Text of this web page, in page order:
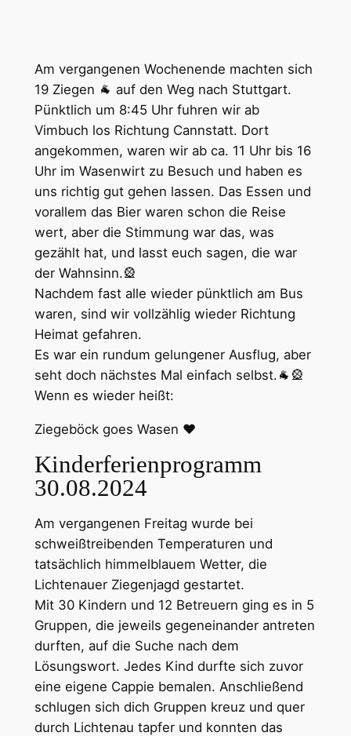
Am vergangenen Wochenende machten sich
19 Ziegen 🐐 auf den Weg nach Stuttgart.
Pünktlich um 8:45 Uhr fuhren wir ab
Vimbuch los Richtung Cannstatt. Dort
angekommen, waren wir ab ca. 11 Uhr bis 16
Uhr im Wasenwirt zu Besuch und haben es
uns richtig gut gehen lassen. Das Essen und
vorallem das Bier waren schon die Reise
wert, aber die Stimmung war das, was
gezählt hat, und lasst euch sagen, die war
der Wahnsinn.🎡
Nachdem fast alle wieder pünktlich am Bus
waren, sind wir vollzählig wieder Richtung
Heimat gefahren.
Es war ein rundum gelungener Ausflug, aber
seht doch nächstes Mal einfach selbst.🐐🎡
Wenn es wieder heißt:
Ziegeböck goes Wasen ♥
Kinderferienprogramm
30.08.2024
Am vergangenen Freitag wurde bei
schweißtreibenden Temperaturen und
tatsächlich himmelblauem Wetter, die
Lichtenauer Ziegenjagd gestartet.
Mit 30 Kindern und 12 Betreuern ging es in 5
Gruppen, die jeweils gegeneinander antreten
durften, auf die Suche nach dem
Lösungswort. Jedes Kind durfte sich zuvor
eine eigene Cappie bemalen. Anschließend
schlugen sich dich Gruppen kreuz und quer
durch Lichtenau tapfer und konnten das